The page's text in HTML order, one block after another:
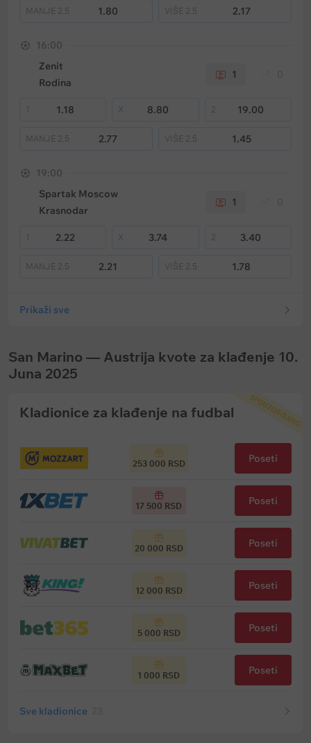
MANJE 2.5 1.80 VIŠE 2.5 2.17
16:00
Zenit
Rodina
1
1 1.18 8.80 2 19.00
MANJE 2.5 2.77 VIŠE 2.5 1.45
19:00
Spartak Moscow
Krasnodar
1
1 2.22 3.74 2 3.40
MANJE 2.5 2.21 VIŠE 2.5 1.78
Prikaži sve
San Marino — Austrija kvote za klađenje 10.
Juna 2025
SPONZORISANO
Kladionice za klađenje na fudbal
253 000 RSD Poseti
17 500 RSD Poseti
20 000 RSD Poseti
12 000 RSD Poseti
5 000 RSD Poseti
1 000 RSD Poseti
Sve kladionice